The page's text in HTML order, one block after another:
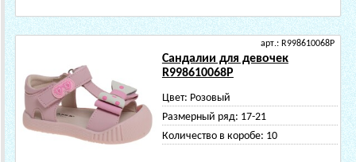
арт.: R998610068P
Сандалии для девочек
R998610068P
Цвет: Розовый
Размерный ряд: 17-21
Количество в коробе: 10